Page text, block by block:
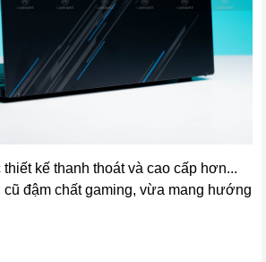
kế thanh thoát và cao cấp hơn...
đậm chất gaming, vừa mang hướng